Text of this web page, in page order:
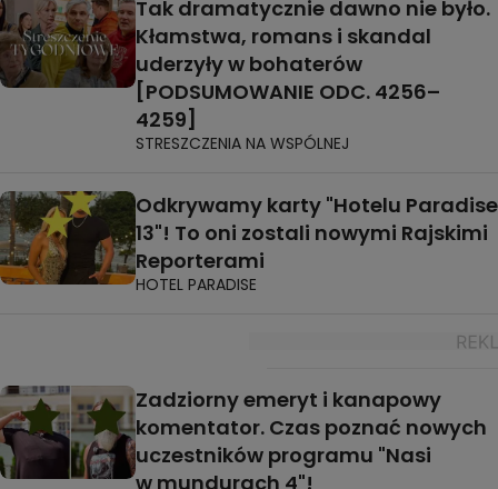
Tak dramatycznie dawno nie było.
Kłamstwa, romans i skandal
uderzyły w bohaterów
[PODSUMOWANIE ODC. 4256–
4259]
STRESZCZENIA NA WSPÓLNEJ
Odkrywamy karty "Hotelu Paradise
13"! To oni zostali nowymi Rajskimi
Reporterami
HOTEL PARADISE
Zadziorny emeryt i kanapowy
komentator. Czas poznać nowych
uczestników programu "Nasi
w mundurach 4"!